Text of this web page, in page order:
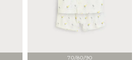
70/80/90